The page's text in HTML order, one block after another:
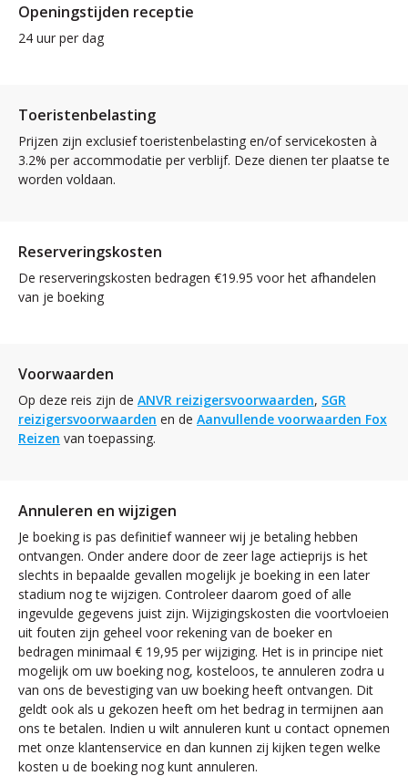
Openingstijden receptie
24 uur per dag
Toeristenbelasting
Prijzen zijn exclusief toeristenbelasting en/of servicekosten à
3.2% per accommodatie per verblijf. Deze dienen ter plaatse te
worden voldaan.
Reserveringskosten
De reserveringskosten bedragen €19.95 voor het afhandelen
van je boeking
Voorwaarden
Op deze reis zijn de ANVR reizigersvoorwaarden, SGR
reizigersvoorwaarden en de Aanvullende voorwaarden Fox
Reizen van toepassing.
Annuleren en wijzigen
Je boeking is pas definitief wanneer wij je betaling hebben
ontvangen. Onder andere door de zeer lage actieprijs is het
slechts in bepaalde gevallen mogelijk je boeking in een later
stadium nog te wijzigen. Controleer daarom goed of alle
ingevulde gegevens juist zijn. Wijzigingskosten die voortvloeien
uit fouten zijn geheel voor rekening van de boeker en
bedragen minimaal € 19,95 per wijziging. Het is in principe niet
mogelijk om uw boeking nog, kosteloos, te annuleren zodra u
van ons de bevestiging van uw boeking heeft ontvangen. Dit
geldt ook als u gekozen heeft om het bedrag in termijnen aan
ons te betalen. Indien u wilt annuleren kunt u contact opnemen
met onze klantenservice en dan kunnen zij kijken tegen welke
kosten u de boeking nog kunt annuleren.